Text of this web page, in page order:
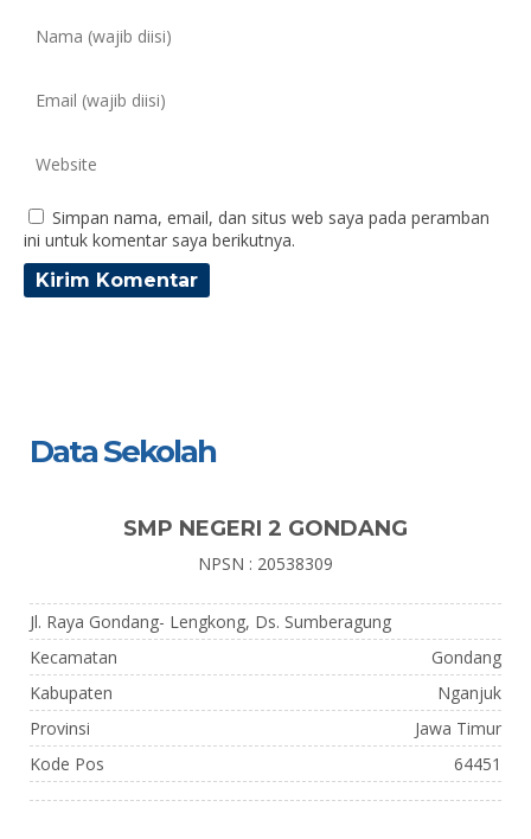
Simpan nama, email, dan situs web saya pada peramban
ini untuk komentar saya berikutnya.
Data Sekolah
SMP NEGERI 2 GONDANG
NPSN : 20538309
Jl. Raya Gondang- Lengkong, Ds. Sumberagung
Kecamatan
Gondang
Kabupaten
Nganjuk
Provinsi
Jawa Timur
Kode Pos
64451